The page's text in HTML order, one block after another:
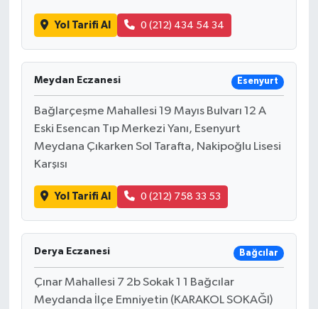
Yol Tarifi Al 0 (212) 434 54 34
Meydan Eczanesi Esenyurt
Bağlarçeşme Mahallesi 19 Mayıs Bulvarı 12 A
Eski Esencan Tıp Merkezi Yanı, Esenyurt
Meydana Çıkarken Sol Tarafta, Nakipoğlu Lisesi
Karşısı
Yol Tarifi Al 0 (212) 758 33 53
Derya Eczanesi Bağcılar
Çınar Mahallesi 7 2b Sokak 1 1 Bağcılar
Meydanda İlçe Emniyetin (KARAKOL SOKAĞI)